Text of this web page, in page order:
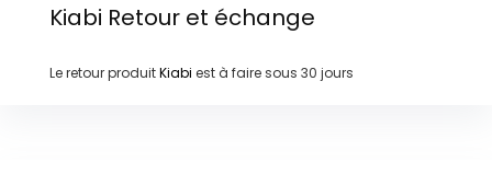
Kiabi Retour et échange
Le retour produitKiabi est à faire sous 30 jours